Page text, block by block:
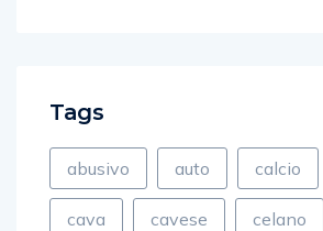
Tags
abusivo auto calcio
cava cavese celano